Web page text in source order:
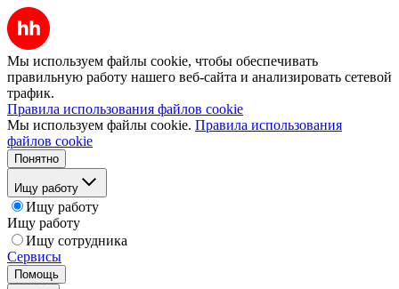
Мы используем файлы cookie, чтобы обеспечивать
правильную работу нашего веб-сайта и анализировать сетевой
трафик.
Правила использования файлов cookie
Мы используем файлы cookie. Правила использования
файлов cookie
Понятно
Ищу работу
Ищу работу
Ищу работу
Ищу сотрудника
Сервисы
Помощь